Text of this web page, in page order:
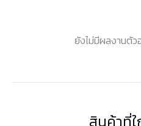
ยังไม่มีผลงานตัว
สินค้าที่